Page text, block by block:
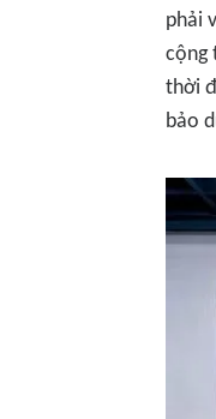
phải
cộng
thời
bảo